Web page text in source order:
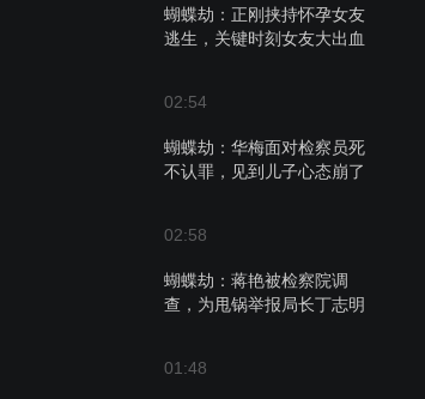
蝴蝶劫：正刚挟持怀孕女友
逃生，关键时刻女友大出血
02:54
蝴蝶劫：华梅面对检察员死
不认罪，见到儿子心态崩了
02:58
蝴蝶劫：蒋艳被检察院调
查，为甩锅举报局长丁志明
01:48